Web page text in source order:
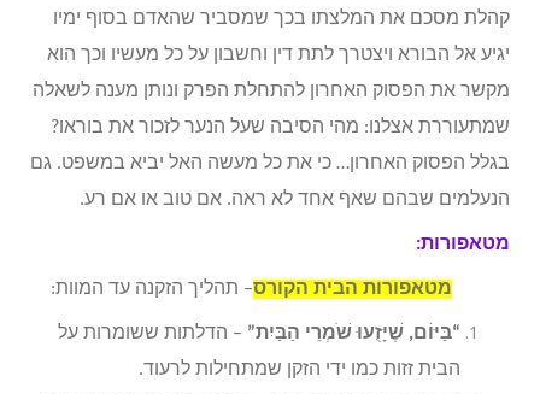
קהלת מסכם את המלצתו בכך שמסביר שהאדם בסוף ימיו
יגיע אל הבורא ויצטרך לתת דין וחשבון על כל מעשיו וכך הוא
מקשר את הפסוק האחרון להתחלת הפרק ונותן מענה לשאלה
שמתעוררת אצלנו: מהי הסיבה שעל הנער לזכור את בוראו?
בגלל הפסוק האחרון… כי את כל מעשה האל יביא במשפט. גם
הנעלמים שבהם שאף אחד לא ראה. אם טוב או אם רע.
מטאפורות:
מטאפורות הבית הקורס– תהליך הזקנה עד המוות:
“בַּיּוֹם, שֶׁיָּזֻעוּ שֹׁמְרֵי הַבַּיִת” – הדלתות ששומרות על
הבית זזות כמו ידי הזקן שמתחילות לרעוד.